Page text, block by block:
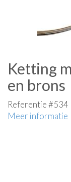
Ketting
en brons
Referentie #534
Meer informatie